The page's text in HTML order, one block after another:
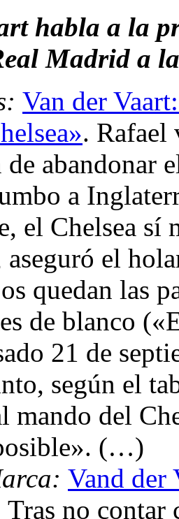
habla a la
Madrid a
Van der
. Rafael
abandonar
a
el Chelsea
el
quedan las
de blanco
21 de
según el
mando del
(…)
Vand der
Tras no contar